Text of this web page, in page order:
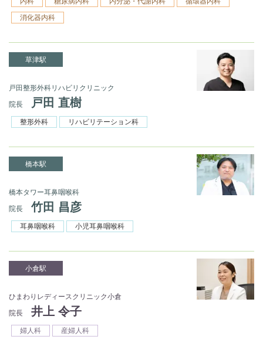
消化器内科
草津駅
戸田整形外科リハビリクリニック
院長
戸田 直樹
整形外科 リハビリテーション科
橋本駅
橋本タワー耳鼻咽喉科
院長
竹田 昌彦
耳鼻咽喉科 小児耳鼻咽喉科
小倉駅
ひまわりレディースクリニック小倉
院長
井上 令子
婦人科 産婦人科